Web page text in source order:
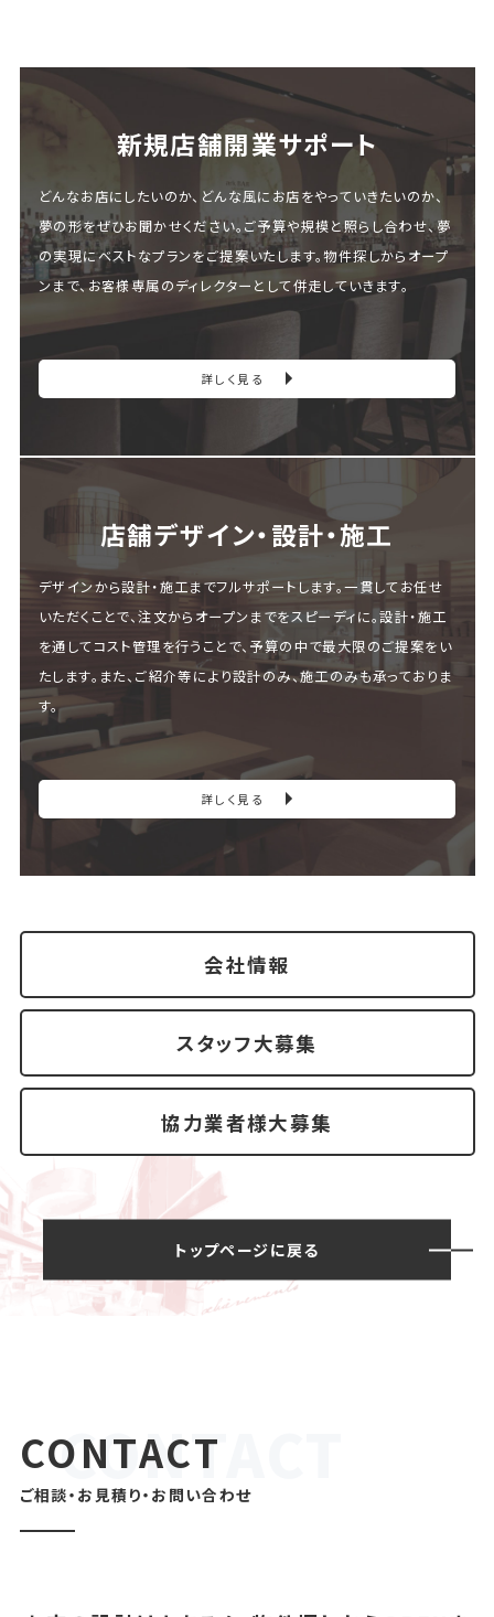
新規店舗開業サポート
どんなお店にしたいのか、どんな風にお店をやっていきたいのか、
夢の形をぜひお聞かせください。ご予算や規模と照らし合わせ、夢
の実現にベストなプランをご提案いたします。物件探しからオープ
ンまで、お客様専属のディレクターとして併走していきます。
詳しく見る
店舗デザイン・設計・施⼯
デザインから設計・施工までフルサポートします。一貫してお任せ
いただくことで、注文からオープンまでをスピーディに。設計・施工
を通してコスト管理を行うことで、予算の中で最大限のご提案をい
たします。また、ご紹介等により設計のみ、施工のみも承っておりま
す。
詳しく見る
会社情報
スタッフ大募集
協力業者様大募集
トップページに戻る
CONTACT
ご相談・お見積り・お問い合わせ